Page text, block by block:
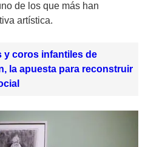
de los que más han
artística.
y coros infantiles de
la apuesta para reconstruir